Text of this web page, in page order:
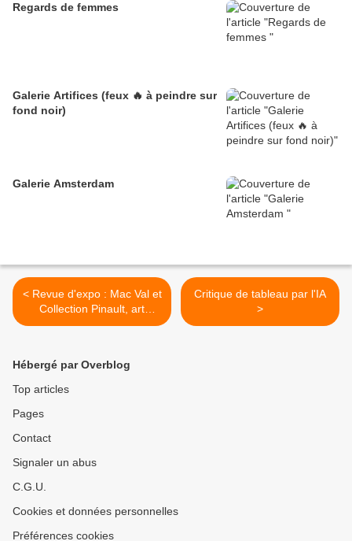
Regards de femmes
Galerie Artifices (feux 🔥 à peindre sur
fond noir)
Galerie Amsterdam
< Revue d'expo : Mac Val et
Collection Pinault, art
contemporain
Critique de tableau par l'IA
>
Hébergé par Overblog
Top articles
Pages
Contact
Signaler un abus
C.G.U.
Cookies et données personnelles
Préférences cookies